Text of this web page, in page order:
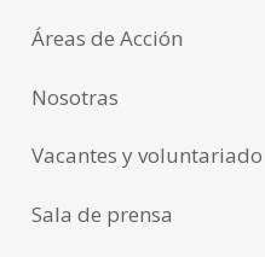
Áreas de Acción
Nosotras
Vacantes y voluntariado
Sala de prensa